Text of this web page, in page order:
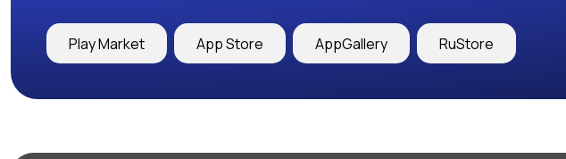
Play Market App Store AppGallery RuStore